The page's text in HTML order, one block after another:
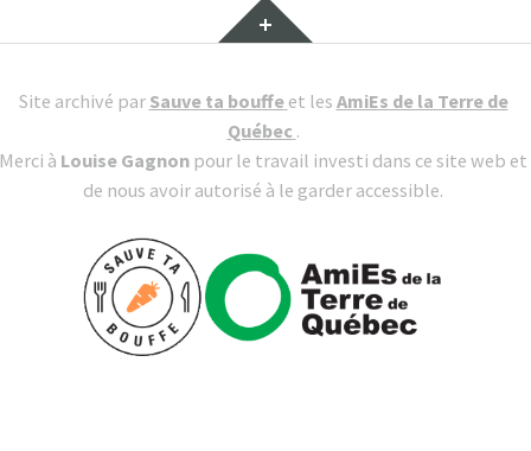
Site archivé par Sauve ta bouffe et les AmiEs de la Terre de
Québec .
Merci à Louise Gagnon pour le travail investi dans ce site web et
de nous avoir autorisé à le garder accessible.